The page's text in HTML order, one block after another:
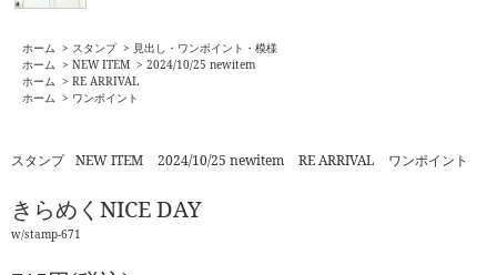
ホーム > スタンプ > 見出し・ワンポイント・模様
ホーム > NEW ITEM > 2024/10/25 newitem
ホーム > RE ARRIVAL
ホーム > ワンポイント
スタンプ NEW ITEM 2024/10/25 newitem RE ARRIVAL ワンポイント
きらめくNICE DAY
w/stamp-671